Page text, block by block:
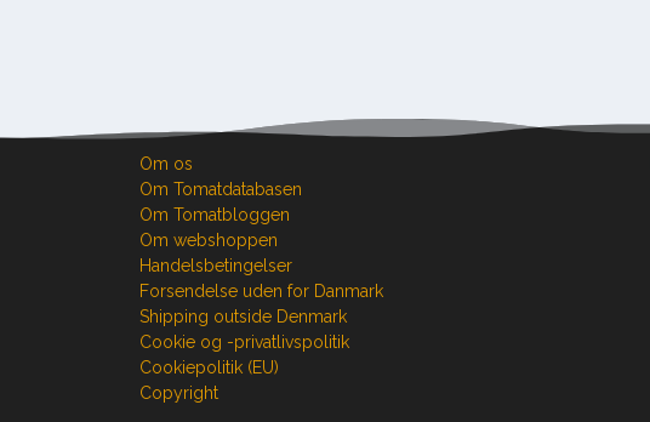
Om os
Om Tomatdatabasen
Om Tomatbloggen
Om webshoppen
Handelsbetingelser
Forsendelse uden for Danmark
Shipping outside Denmark
Cookie og -privatlivspolitik
Cookiepolitik (EU)
Copyright